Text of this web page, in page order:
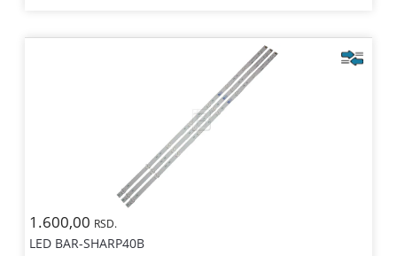
1.600,00 RSD.
LED BAR-SHARP40B